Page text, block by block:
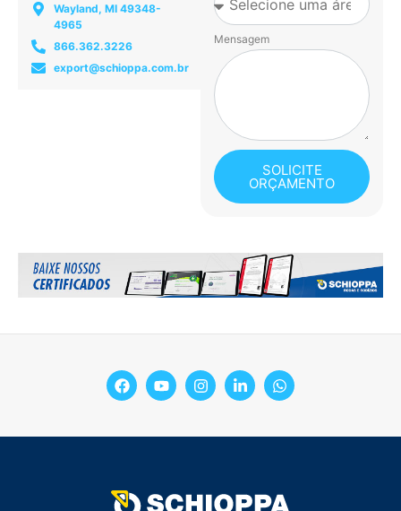
Wayland, MI 49348-
4965
866.362.3226
export@schioppa.com.br
Mensagem
SOLICITE
ORÇAMENTO